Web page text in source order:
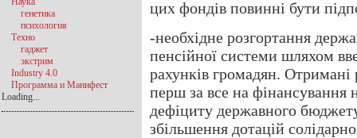
цих фондів повинні бути
-необхідне розгортання
пенсійної системи шляхом
рахунків громадян. Отримані
перш за все на фінансування
дефіциту державного
збільшення дотацій
генетика
психология
Техно
гаджет
экстрим
Industry 4.0
Программа и Манифест
Loading...